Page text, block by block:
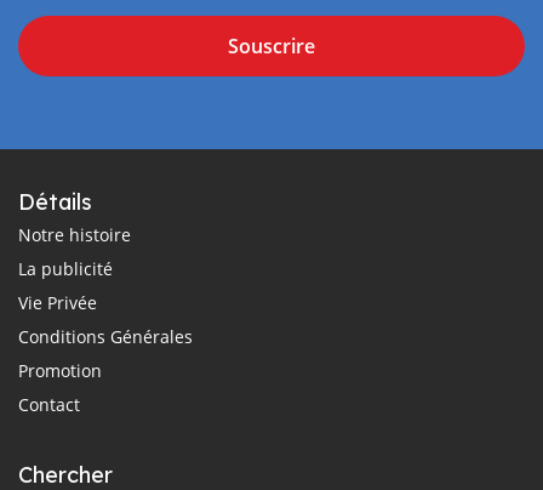
Souscrire
Détails
Notre histoire
La publicité
Vie Privée
Conditions Générales
Promotion
Contact
Chercher